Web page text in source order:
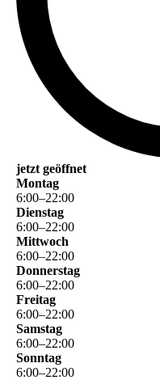
jetzt geöffnet
Montag
6:00–22:00
Dienstag
6:00–22:00
Mittwoch
6:00–22:00
Donnerstag
6:00–22:00
Freitag
6:00–22:00
Samstag
6:00–22:00
Sonntag
6:00–22:00